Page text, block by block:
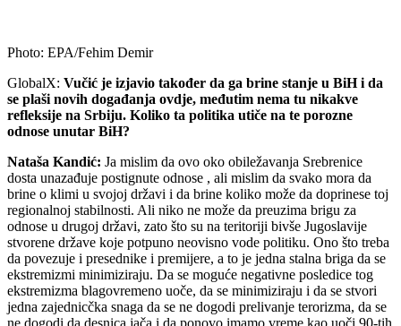
Photo: EPA/Fehim Demir
GlobalX: Vučić je izjavio također da ga brine stanje u BiH i da
se plaši novih događanja ovdje, međutim nema tu nikakve
refleksije na Srbiju. Koliko ta politika utiče na te porozne
odnose unutar BiH?
Nataša Kandić: Ja mislim da ovo oko obiležavanja Srebrenice
dosta unazađuje postignute odnose , ali mislim da svako mora da
brine o klimi u svojoj državi i da brine koliko može da doprinese toj
regionalnoj stabilnosti. Ali niko ne može da preuzima brigu za
odnose u drugoj državi, zato što su na teritoriji bivše Jugoslavije
stvorene države koje potpuno neovisno vode politiku. Ono što treba
da povezuje i presednike i premijere, a to je jedna stalna briga da se
ekstremizmi minimiziraju. Da se moguće negativne posledice tog
ekstremizma blagovremeno uoče, da se minimiziraju i da se stvori
jedna zajednicčka snaga da se ne dogodi prelivanje terorizma, da se
ne dogodi da desnica jača i da ponovo imamo vreme kao uoči 90-tih